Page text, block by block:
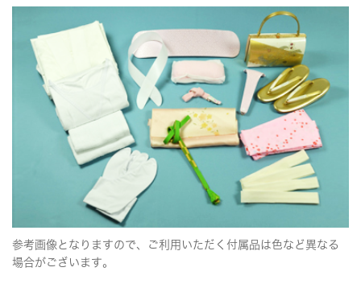
参考画像となりますので、ご利用いただく付属品は色など異なる
場合がございます。